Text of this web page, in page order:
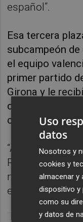
español”.
Esa tercera
subcampeón de
el equipo
primer partido
Girona y le
con un colchón
confianza.
“Aquí nos
Reina. Vendrán
nosotras
espada”,
Uso
datos
Nosotros y
cookies y
almacenar y
dispositivo y
como su
y datos de